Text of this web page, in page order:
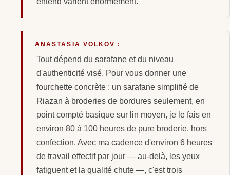
ANASTASIA VOLKOV :
Tout dépend du sarafane et du niveau
d'authenticité visé. Pour vous donner une
fourchette concrète : un sarafane simplifié de
Riazan à broderies de bordures seulement, en
point compté basique sur lin moyen, je le fais en
environ 80 à 100 heures de pure broderie, hors
confection. Avec ma cadence d'environ 6 heures
de travail effectif par jour — au-delà, les yeux
fatiguent et la qualité chute —, c'est trois